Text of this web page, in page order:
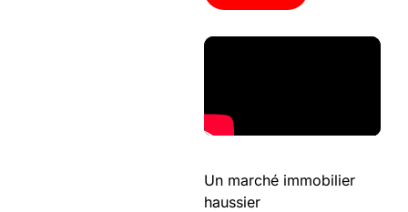
Un marché immobilier
haussier